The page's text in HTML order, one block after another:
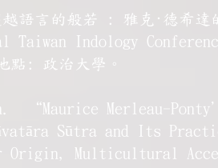
語言的般若 : 雅克·德希達
Taiwan Indology
點: 政治大學。
“Maurice Merleau-
Sūtra and Its
Multicultural